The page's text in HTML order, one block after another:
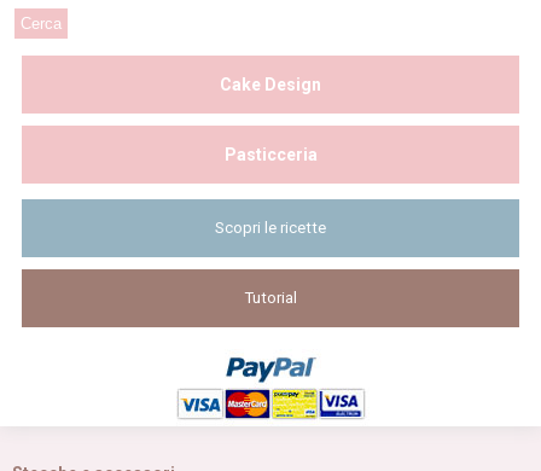
Cake Design
Pasticceria
Scopri le ricette
Tutorial